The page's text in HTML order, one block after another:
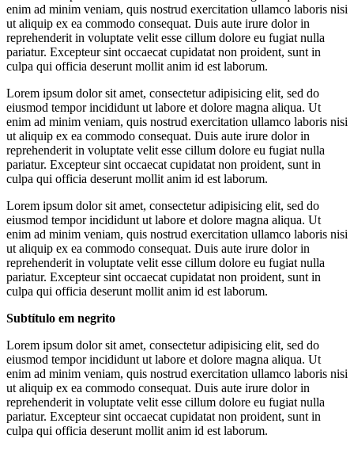
enim ad minim veniam, quis nostrud exercitation ullamco laboris nisi
ut aliquip ex ea commodo consequat. Duis aute irure dolor in
reprehenderit in voluptate velit esse cillum dolore eu fugiat nulla
pariatur. Excepteur sint occaecat cupidatat non proident, sunt in
culpa qui officia deserunt mollit anim id est laborum.
Lorem ipsum dolor sit amet, consectetur adipisicing elit, sed do
eiusmod tempor incididunt ut labore et dolore magna aliqua. Ut
enim ad minim veniam, quis nostrud exercitation ullamco laboris nisi
ut aliquip ex ea commodo consequat. Duis aute irure dolor in
reprehenderit in voluptate velit esse cillum dolore eu fugiat nulla
pariatur. Excepteur sint occaecat cupidatat non proident, sunt in
culpa qui officia deserunt mollit anim id est laborum.
Lorem ipsum dolor sit amet, consectetur adipisicing elit, sed do
eiusmod tempor incididunt ut labore et dolore magna aliqua. Ut
enim ad minim veniam, quis nostrud exercitation ullamco laboris nisi
ut aliquip ex ea commodo consequat. Duis aute irure dolor in
reprehenderit in voluptate velit esse cillum dolore eu fugiat nulla
pariatur. Excepteur sint occaecat cupidatat non proident, sunt in
culpa qui officia deserunt mollit anim id est laborum.
Subtítulo em negrito
Lorem ipsum dolor sit amet, consectetur adipisicing elit, sed do
eiusmod tempor incididunt ut labore et dolore magna aliqua. Ut
enim ad minim veniam, quis nostrud exercitation ullamco laboris nisi
ut aliquip ex ea commodo consequat. Duis aute irure dolor in
reprehenderit in voluptate velit esse cillum dolore eu fugiat nulla
pariatur. Excepteur sint occaecat cupidatat non proident, sunt in
culpa qui officia deserunt mollit anim id est laborum.